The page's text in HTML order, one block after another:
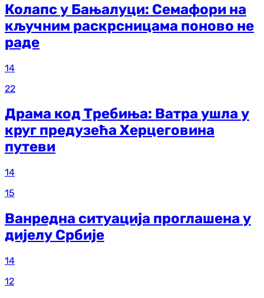
Колапс у Бањалуци: Семафори на
кључним раскрсницама поново не
раде
14
22
Драма код Требиња: Ватра ушла у
круг предузећа Херцеговина
путеви
14
15
Ванредна ситуација проглашена у
дијелу Србије
14
12